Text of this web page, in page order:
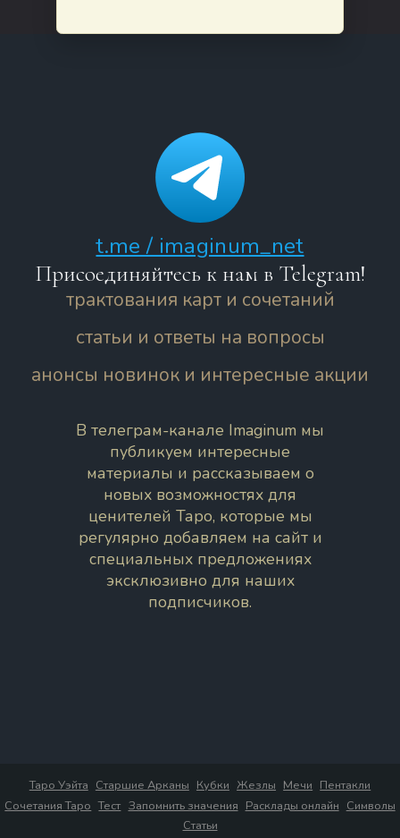
t.me / imaginum_net
Присоединяйтесь к нам в Telegram!
трактования карт и сочетаний
статьи и ответы на вопросы
анонсы новинок и интересные акции
В телеграм-канале Imaginum мы
публикуем интересные
материалы и рассказываем о
новых возможностях для
ценителей Таро, которые мы
регулярно добавляем на сайт и
специальных предложениях
эксклюзивно для наших
подписчиков.
Таро Уэйта Старшие Арканы Кубки Жезлы Мечи Пентакли
Сочетания Таро Тест Запомнить значения Расклады онлайн Символы
Статьи